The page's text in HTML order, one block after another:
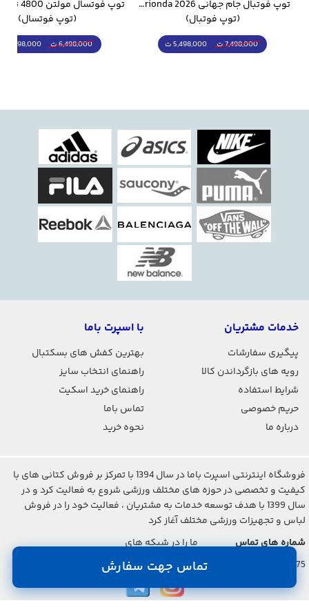
تماس جهت سفارش
توپ فوتسال مولتن 4800 تنبل مخصوص سالن
(توپ فوتسال)
6,498,000 ت 5,298,000 ت
(قمقمه و فلاسک)
2,498,000 ت 1,798,000 ت
خدمات مشتریان
پیگیری سفارشات
رویه های بازگرداندن کالا
شرایط استفاده
حریم خصوصی
درباره ما
با اسپرت باما
بهترین کفش های بسکتبال
راهنمای انتخاب سایز
راهنمای خرید اسکیت
تماس باما
نحوه خرید
فروشگاه اینترنتی اسپرت باما در سال 1394 با تمرکز بر فروش کتانی های با
کیفیت و تخصصی در حوزه های مختلف ورزشی شروع به فعالیت کرد و در
سال 1399 با هدف توسعه خدمات به مشتریان ، فعالیت خود را در فروش
لباس و تجهیزات ورزشی مختلف آغاز کرد
شماره های تماس
021-2842-7275
ما را در شبکه های
اجتماعی دنبال کنید